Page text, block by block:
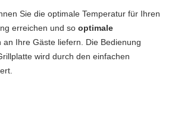
Sie die optimale Temperatur für Ihren
erreichen und so optimale
an Ihre Gäste liefern. Die Bedienung
wird durch den einfachen